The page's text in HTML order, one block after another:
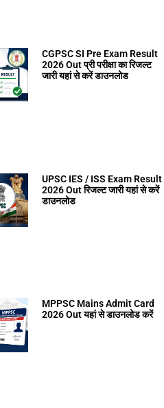
CGPSC SI Pre Exam Result
2026 Out प्री परीक्षा का रिजल्ट
जारी यहां से करें डाउनलोड
UPSC IES / ISS Exam Result
2026 Out रिजल्ट जारी यहां से करें
डाउनलोड
MPPSC Mains Admit Card
2026 Out यहां से डाउनलोड करें